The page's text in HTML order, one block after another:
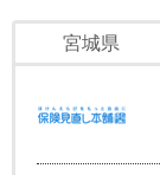
宮城県